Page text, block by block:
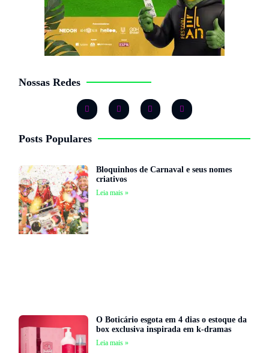
Nossas Redes
Posts Populares
Bloquinhos de Carnaval e seus nomes
criativos
Leia mais »
O Boticário esgota em 4 dias o estoque da
box exclusiva inspirada em k-dramas
Leia mais »